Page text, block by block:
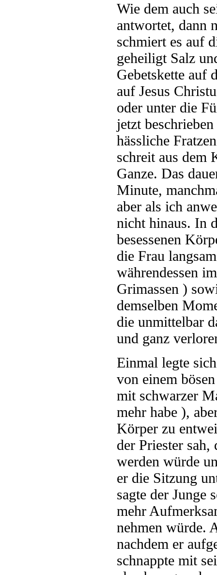
Wie dem auch
antwortet, dann
schmiert es auf
geheiligt Salz
Gebetskette auf
auf Jesus
oder unter die
jetzt
hässliche
schreit aus dem
Ganze. Das
Minute,
aber als ich
nicht hinaus. In
besessenen
die Frau
währendessen
Grimassen )
demselben
die unmittelbar
und ganz
Einmal legte
von einem
mit schwarzer
mehr habe ),
Körper zu
der Priester
werden würde
er die Sitzung
sagte der Junge
mehr
nehmen würde.
nachdem er
schnappte mit